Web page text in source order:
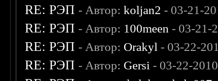
RE: РЭП - Автор:koljan2 - 03-21-
RE: РЭП - Автор: 100meen - 03-21-
RE: РЭП - Автор: Orakyl - 03-22-
RE: РЭП - Автор: Gersi - 03-22-